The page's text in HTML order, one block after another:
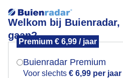
Welkom bij
gaan?
Premium € 6,99 / jaar
Buienradar Premium
Voor slechts € 6,99 per jaar
Brugdek word weer
Mogen we je locatie